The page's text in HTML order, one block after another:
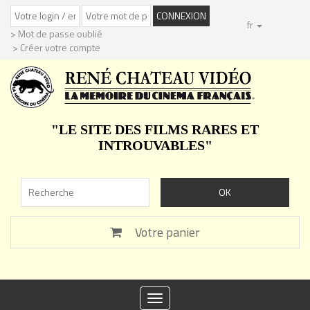
> Mot de passe oublié
> Créer votre compte
fr
"LE SITE DES FILMS RARES ET
INTROUVABLES"
Votre panier
Toggle